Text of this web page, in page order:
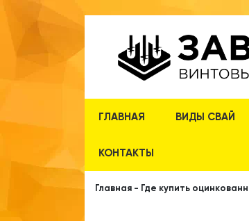
ГЛАВНАЯ ВИДЫ СВАЙ
КОНТАКТЫ
Главная - Где купить